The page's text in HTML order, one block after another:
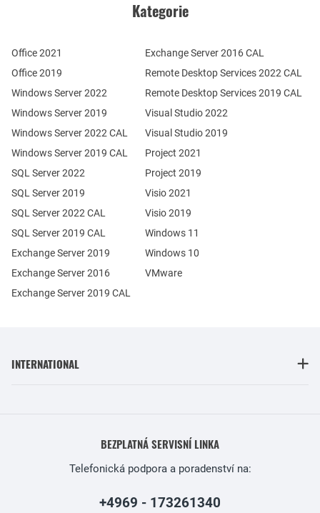
Kategorie
Office 2021
Office 2019
Windows Server 2022
Windows Server 2019
Exchange Server 2019
Exchange Server 2016
SQL Server 2022
SQL Server 2019
Windows Server 2022 CAL
Windows Server 2019 CAL
SQL Server 2022 CAL
SQL Server 2019 CAL
Remote Desktop Services 2022 CAL
Remote Desktop Services 2019 CAL
Exchange Server 2019 CAL
Exchange Server 2016 CAL
Visual Studio 2022
Visual Studio 2019
Project 2021
Project 2019
Visio 2021
Visio 2019
Windows 11
Windows 10
VMware
INTERNATIONAL
BEZPLATNÁ SERVISNÍ LINKA
Telefonická podpora a poradenství na:
+4969 - 173261340